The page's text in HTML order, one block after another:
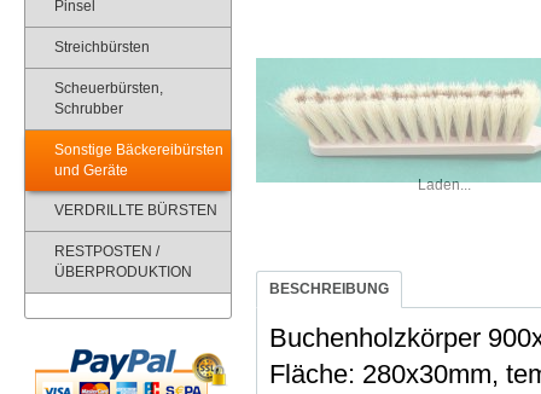
Pinsel
Streichbürsten
Scheuerbürsten,
Schrubber
Sonstige Bäckereibürsten
und Geräte
VERDRILLTE BÜRSTEN
RESTPOSTEN /
ÜBERPRODUKTION
Laden...
BESCHREIBUNG
Buchenholzkörper
Fläche: 280x30mm,